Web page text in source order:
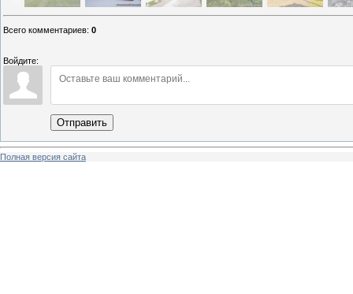
Всего комментариев: 0
Войдите:
Отправить
Полная версия сайта